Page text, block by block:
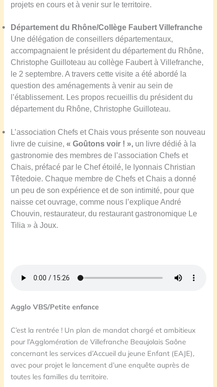
projets en cours et à venir sur le territoire.
Département du Rhône/Collège Faubert Villefranche
Une délégation de conseillers départementaux,
accompagnaient le président du département du Rhône,
Christophe Guilloteau au collège Faubert à Villefranche,
le 2 septembre. A travers cette visite a été abordé la
question des aménagements à venir au sein de
l’établissement. Les propos recueillis du président du
département du Rhône, Christophe Guilloteau.
L’association Chefs et Chais vous présente son nouveau
livre de cuisine,« Goûtons voir ! », un livre dédié à la
gastronomie des membres de l’association Chefs et
Chais, préfacé par le Chef étoilé, le lyonnais Christian
Têtedoie. Chaque membre de Chefs et Chais a donné
un peu de son expérience et de son intimité, pour que
naisse cet ouvrage, comme nous l’explique André
Chouvin, restaurateur, du restaurant gastronomique Le
Tilia » à Joux.
Agglo VBS/Petite enfance
C’est la rentrée ! Un plan de mandat chargé et ambitieux
pour l’Agglomération de Villefranche Beaujolais Saône
concernant les services d’Accueil du jeune Enfant (EAJE),
avec pour projet le lancement d’une enquête auprès de
toutes les familles du territoire.